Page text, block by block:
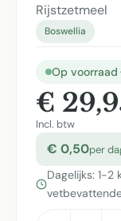
Rijstzetmeel
Boswellia
Op voorraad ·
€
Incl. btw
€ 0,50per
Dagelijks: 1-2